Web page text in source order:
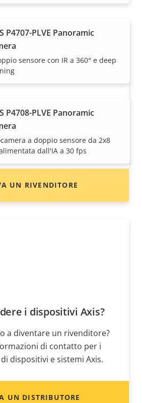
P4707-PLVE Panoramic
sensore con IR a 360° e deep
P4708-PLVE Panoramic
a doppio sensore da 2x8
dall'IA a 30 fps
i dispositivi Axis?
integratori di sistema e
dispositivi e sistemi Axis.
UN RIVENDITORE
i dispositivi Axis?
a diventare un rivenditore?
di contatto per i
dispositivi e sistemi Axis.
UN DISTRIBUTORE